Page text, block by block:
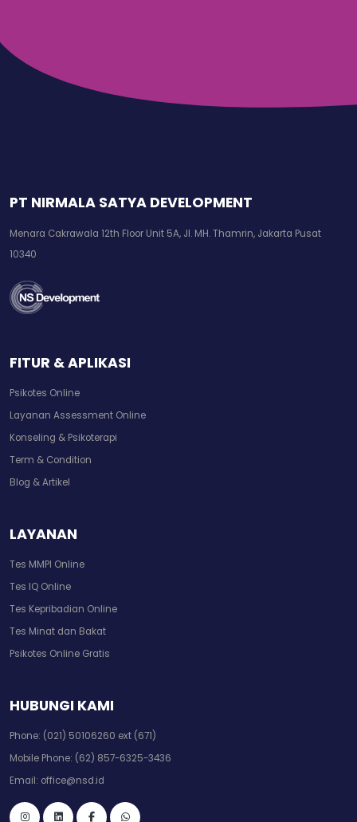
PT NIRMALA SATYA DEVELOPMENT
Menara Cakrawala 12th Floor Unit 5A, Jl. MH. Thamrin, Jakarta Pusat
10340
FITUR & APLIKASI
Psikotes Online
Layanan Assessment Online
Konseling & Psikoterapi
Term & Condition
Blog & Artikel
LAYANAN
Tes MMPI Online
Tes IQ Online
Tes Kepribadian Online
Tes Minat dan Bakat
Psikotes Online Gratis
HUBUNGI KAMI
Phone: (021) 50106260 ext (671)
Mobile Phone: (62) 857-6325-3436
Email: office@nsd.id